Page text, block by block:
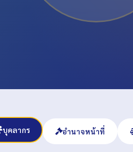
บุคลากร อำนาจหน้าที่